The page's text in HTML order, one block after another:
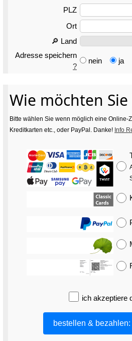
PLZ
Ort
🔎 Land
Adresse speichern
?
nein ja
Wie möchten
Bitte wählen Sie wenn möglich eine Online-
Kreditkarten etc., oder PayPal. Danke! Info
ich akzeptiere